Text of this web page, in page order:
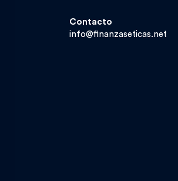
Contacto
info@finanzaseticas.net